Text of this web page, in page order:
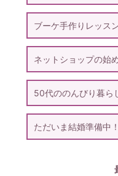
ブーケ手作りレッス
ネットショップの始
50代ののんびり暮ら
ただいま結婚準備中